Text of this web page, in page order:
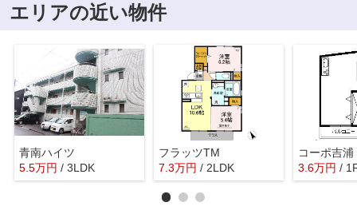
エリアの近い物件
青南ハイツ
5.5万円 / 3LDK
フラッツTM
7.3万円 / 2LDK
コーポ吉浦
3.6万円 /